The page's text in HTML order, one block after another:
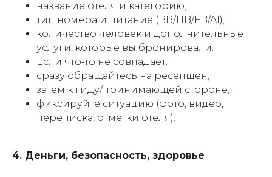
название отеля и категорию;
тип номера и питание (BB/HB/FB/AI);
количество человек и дополнительные
услуги, которые вы бронировали.
Если что‑то не совпадает:
сразу обращайтесь на ресепшен;
затем к гиду/принимающей стороне;
фиксируйте ситуацию (фото, видео,
переписка, отметки отеля).
4. Деньги, безопасность, здоровье